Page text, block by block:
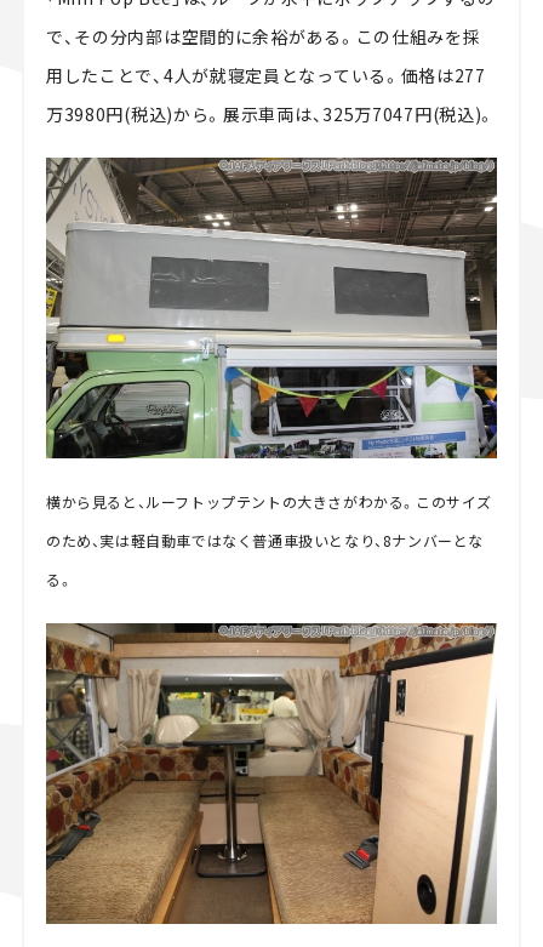
で、その分内部は空間的に余裕がある。この仕組みを採
用したことで、4人が就寝定員となっている。価格は277
万3980円(税込)から。展示車両は、325万7047円(税込)。
横から見ると、ルーフトップテントの大きさがわかる。このサイズ
のため、実は軽自動車ではなく普通車扱いとなり、8ナンバーとな
る。